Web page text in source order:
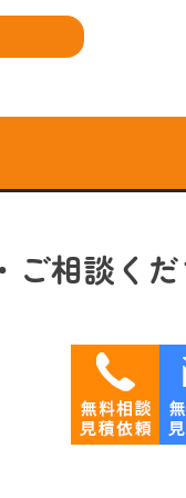
ご相談く